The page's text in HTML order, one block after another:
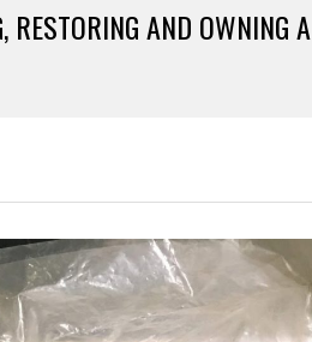
RESTORING AND